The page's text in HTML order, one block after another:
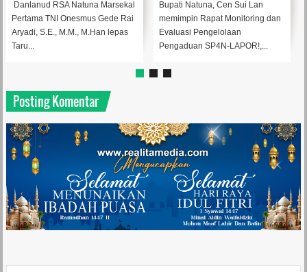
Perangkat Daerah Perkuat
Koordinasi
Bupati Natuna, Cen Sui Lan
memimpin Rapat Monitoring dan
Evaluasi Pengelolaan
Pengaduan SP4N-LAPOR!,...
Pembangunan
ruan...
Posting Komentar